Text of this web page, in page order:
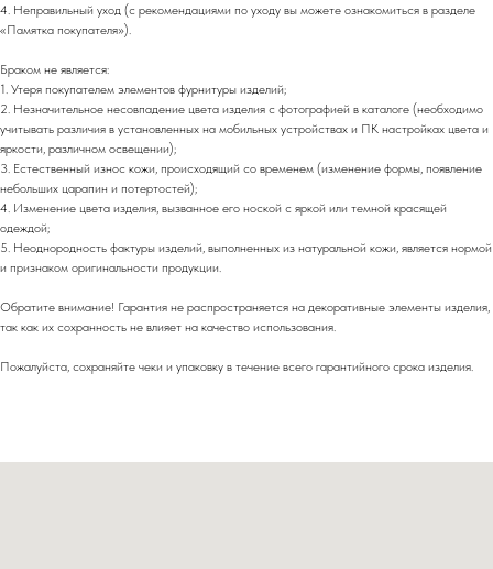
4. Неправильный уход (с рекомендациями по уходу вы можете ознакомиться в разделе
«Памятка покупателя»).
Браком не является:
1. Утеря покупателем элементов фурнитуры изделий;
2. Незначительное несовпадение цвета изделия с фотографией в каталоге (необходимо
учитывать различия в установленных на мобильных устройствах и ПК настройках цвета и
яркости, различном освещении);
3. Естественный износ кожи, происходящий со временем (изменение формы, появление
небольших царапин и потертостей);
4. Изменение цвета изделия, вызванное его ноской с яркой или темной красящей
одеждой;
5. Неоднородность фактуры изделий, выполненных из натуральной кожи, является нормой
и признаком оригинальности продукции.
Обратите внимание! Гарантия не распространяется на декоративные элементы изделия,
так как их сохранность не влияет на качество использования.
Пожалуйста, сохраняйте чеки и упаковку в течение всего гарантийного срока изделия.